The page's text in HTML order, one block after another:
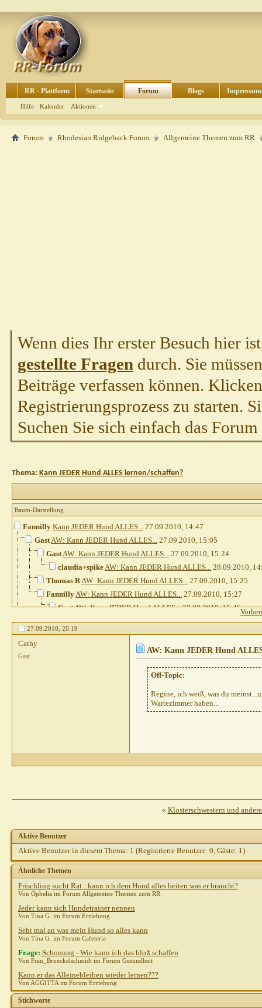
RR - Plattform Startseite Forum
Hilfe Kalender Aktionen
Blogs Impressum
Forum Rhodesian Ridgeback Forum Allgemeine Themen zum RR
Wenn dies Ihr erster Besuch hier
gestellte Fragen durch. Sie
Beiträge verfassen können.
Registrierungsprozess zu starten.
Suchen Sie sich einfach das
Thema: Kann JEDER Hund ALLES lernen/schaffen?
Baum-Darstellung
Fannilly Kann JEDER Hund ALLES... 27.09.2010, 14:47
GastAW: Kann JEDER Hund ALLES... 27.09.2010, 15:05
GastAW: Kann JEDER Hund ALLES... 27.09.2010, 15:24
claudia+spikeAW: Kann JEDER Hund ALLES... 28.09.2010,
Thomas RAW: Kann JEDER Hund ALLES... 27.09.2010, 15:25
FannillyAW: Kann JEDER Hund ALLES... 27.09.2010, 15:27
GastAW: Kann JEDER Hund ALLES...27.09.2010,15:46
katja0111AW: Kann JEDER Hund ALLES...27.09.2010,
GastAW: Kann JEDER Hund ALLES...27.09.2010,
AW: Kann JEDER Hund ALLES...
AW: Kann JEDER Hund ALLES...
AW: Kann JEDER Hund ALLES...
Thomas R
GastAW: Kann JEDER Hund ALLES...
AW: Kann JEDER Hund ALLES...
Weitere Beiträge folgen...
GastAW: Kann JEDER Hund ALLES...27.09.2010,15:25
katja0111AW: Kann JEDER Hund ALLES...27.09.2010,15:43
FannillyAW: Kann JEDER Hund ALLES...28.09.2010,13:36
Akila
AW: Kann JEDER Hund ALLES...
katja0111AW: Kann JEDER Hund ALLES...
AkilaAW: Kann JEDER Hund ALLES...
Sibilla TeichertAW: Kann JEDER Hund ALLES...
27.09.2010, 20:19
Cathy
Gast
AW: Kann JEDER Hund
Off-Topic:
Regine, ich weiß, was du
Wartezimmer haben...
« Klosterschwestern und
Aktive Benutzer
Aktive Benutzer in diesem Thema: 1 (Registrierte Benutzer: 0, Gäste: 1)
Ähnliche Themen
Frischling sucht Rat : kann ich dem Hund alles beiten was er braucht?
Von Ophelia im Forum Allgemeine Themen zum RR
Jeder kann sich Hundetrainer nennen
Von Tina G. im Forum Erziehung
Seht mal an was mein Hund so alles kann
Von Tina G. im Forum Cafeteria
Frage: Schonung - Wie kann ich das bloß schaffen
Von Frau_Broeckelschmidt im Forum Gesundheit
Kann er das Alleinebleiben wieder lernen???
Von AGGITTA im Forum Erziehung
Stichworte